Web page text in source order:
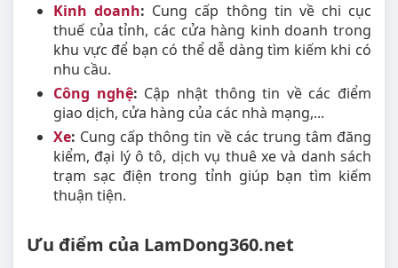
Kinh doanh: Cung cấp thông tin về chi cục
thuế của tỉnh, các cửa hàng kinh doanh trong
khu vực để bạn có thể dễ dàng tìm kiếm khi có
nhu cầu.
Công nghệ: Cập nhật thông tin về các điểm
giao dịch, cửa hàng của các nhà mạng,...
Xe: Cung cấp thông tin về các trung tâm đăng
kiểm, đại lý ô tô, dịch vụ thuê xe và danh sách
trạm sạc điện trong tỉnh giúp bạn tìm kiếm
thuận tiện.
Ưu điểm của LamDong360.net